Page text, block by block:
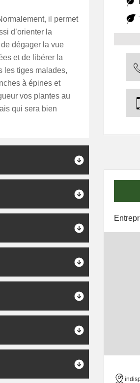
il permet
d’orienter la
dégager la vue
et de libérer la
les tiges malades,
à épines et
vos plantes au
qui sera bien